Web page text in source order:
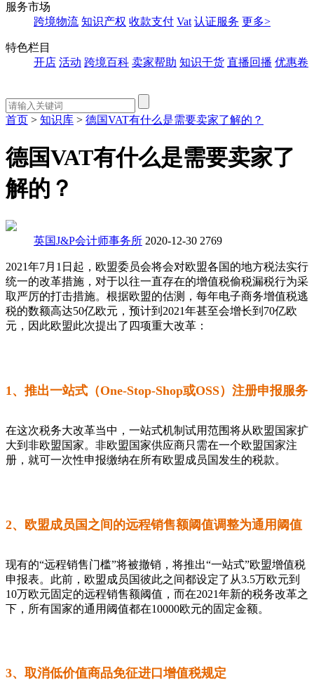
服务市场
跨境物流 知识产权 收款支付 Vat 认证服务 更多>
特色栏目
开店 活动 跨境百科 卖家帮助 知识干货 直播回播 优惠卷
首页 > 知识库 > 德国VAT有什么是需要卖家了解的？
德国VAT有什么是需要卖家了
解的？
英国J&P会计师事务所 2020-12-30 2769
2021年7月1日起，欧盟委员会将会对欧盟各国的地方税法实行
统一的改革措施，对于以往一直存在的增值税偷税漏税行为采
取严厉的打击措施。根据欧盟的估测，每年电子商务增值税逃
税的数额高达50亿欧元，预计到2021年甚至会增长到70亿欧
元，因此欧盟此次提出了四项重大改革：
1、推出一站式（One-Stop-Shop或OSS）注册申报服务
在这次税务大改革当中，一站式机制试用范围将从欧盟国家扩
大到非欧盟国家。非欧盟国家供应商只需在一个欧盟国家注
册，就可一次性申报缴纳在所有欧盟成员国发生的税款。
2、欧盟成员国之间的远程销售额阈值调整为通用阈值
现有的“远程销售门槛”将被撤销，将推出“一站式”欧盟增值税
申报表。此前，欧盟成员国彼此之间都设定了从3.5万欧元到
10万欧元固定的远程销售额阈值，而在2021年新的税务改革之
下，所有国家的通用阈值都在10000欧元的固定金额。
3、取消低价值商品免征进口增值税规定